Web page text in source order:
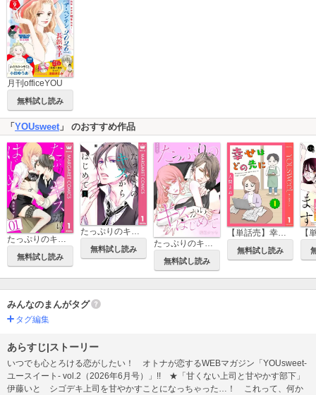
月刊officeYOU
無料試し読み
「 YOUsweet」 のおすすめ作品
たっぷりのキスからはじめて
無料試し読み
たっぷりのキスからはじめて 単行本版
無料試し読み
無料試し読み
【単話売】幸せはどの先に
無料試し読み
みんなのまんがタグ
タグ編集
あらすじ|ストーリー
いつでも心とろける恋がしたい！ オトナが恋するWEBマガジン「YOUsweet-
ユースイート- vol.2（2026年6月号）」!! ★「甘くない上司と甘やかす部下」
伊藤いと シゴデキ上司を甘やかすことになっちゃった…！ これって、何か